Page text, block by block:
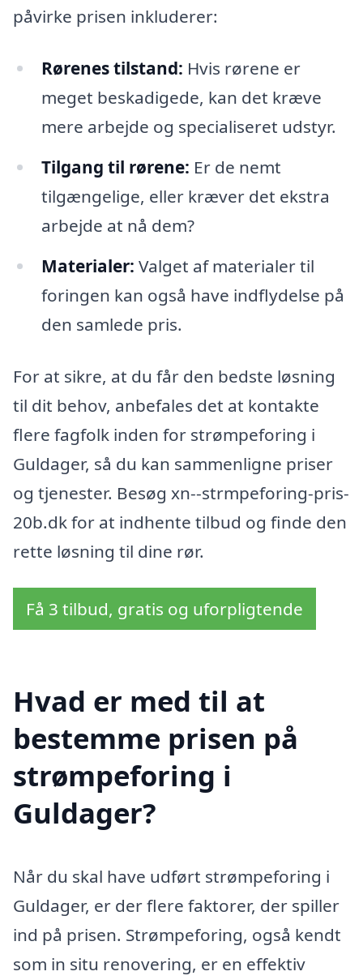
påvirke prisen inkluderer:
Rørenes tilstand: Hvis rørene er
meget beskadigede, kan det kræve
mere arbejde og specialiseret udstyr.
Tilgang til rørene: Er de nemt
tilgængelige, eller kræver det ekstra
arbejde at nå dem?
Materialer: Valget af materialer til
foringen kan også have indflydelse på
den samlede pris.
For at sikre, at du får den bedste løsning
til dit behov, anbefales det at kontakte
flere fagfolk inden for strømpeforing i
Guldager, så du kan sammenligne priser
og tjenester. Besøg xn--strmpeforing-pris-
20b.dk for at indhente tilbud og finde den
rette løsning til dine rør.
Få 3 tilbud, gratis og uforpligtende
Hvad er med til at
bestemme prisen på
strømpeforing i
Guldager?
Når du skal have udført strømpeforing i
Guldager, er der flere faktorer, der spiller
ind på prisen. Strømpeforing, også kendt
som in situ renovering, er en effektiv